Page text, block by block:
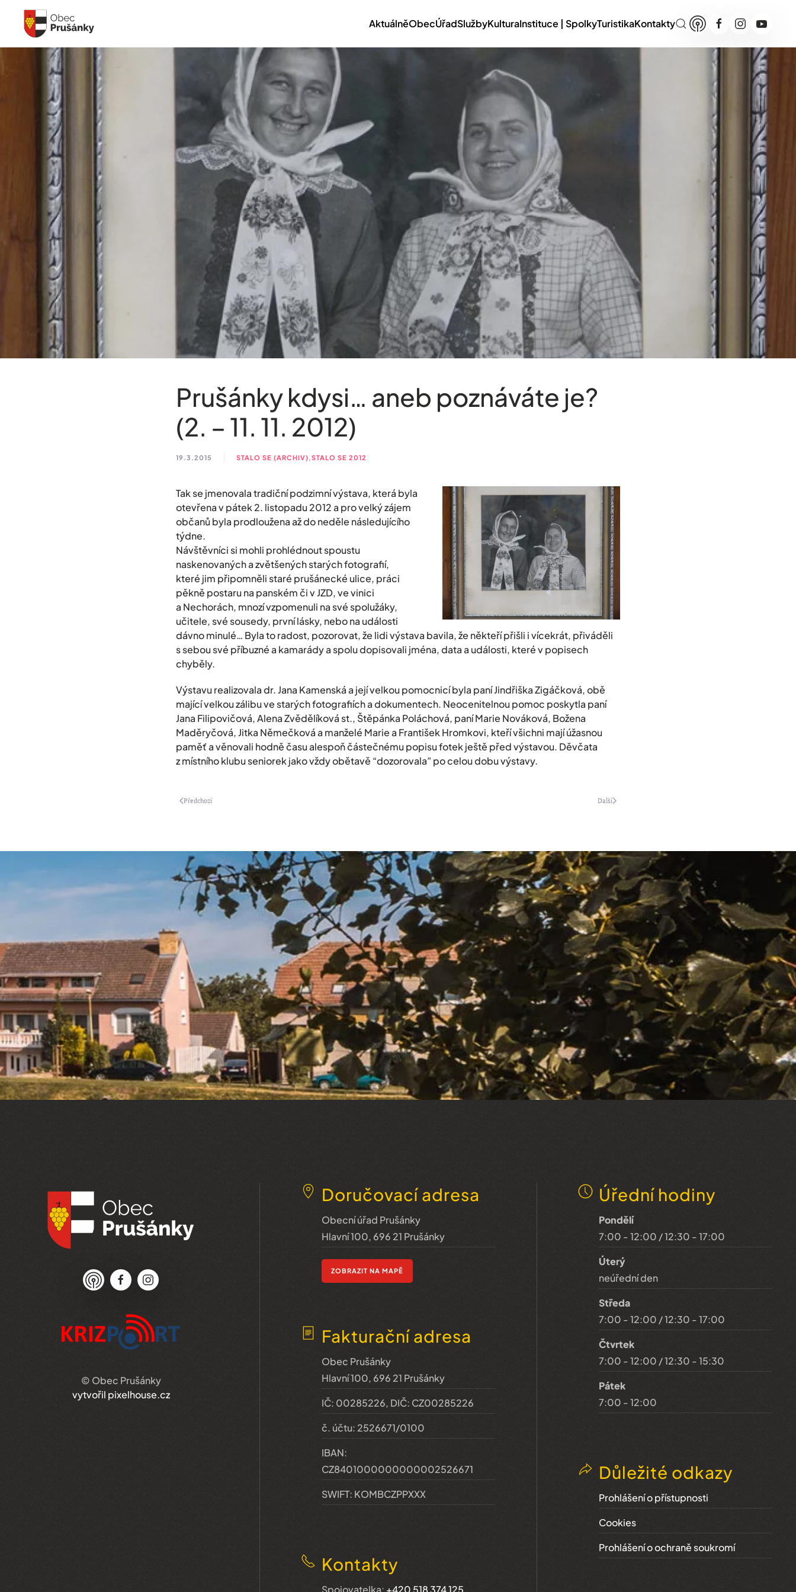
Skip to main content AktuálněObecÚřadSlužbyKulturaInstituce | SpolkyTuristikaKontakty
Prušánky kdysi… aneb poznáváte je?
(2. – 11. 11. 2012)
19.3.2015 STALO SE (ARCHIV),STALO SE 2012
Tak se jmenovala tradiční podzimní výstava, která byla
otevřena v pátek 2. listopadu 2012 a pro velký zájem
občanů byla prodloužena až do neděle následujícího
týdne.
Návštěvníci si mohli prohlédnout spoustu
naskenovaných a zvětšených starých fotografií,
které jim připomněli staré prušánecké ulice, práci
pěkně postaru na panském či v JZD, ve vinici
a Nechorách, mnozí vzpomenuli na své spolužáky,
učitele, své sousedy, první lásky, nebo na události
dávno minulé… Byla to radost, pozorovat, že lidi výstava bavila, že někteří přišli i vícekrát, přiváděli
s sebou své příbuzné a kamarády a spolu dopisovali jména, data a události, které v popisech
chyběly.
Výstavu realizovala dr. Jana Kamenská a její velkou pomocnicí byla paní Jindřiška Zigáčková, obě
mající velkou zálibu ve starých fotografiích a dokumentech. Neocenitelnou pomoc poskytla paní
Jana Filipovičová, Alena Zvědělíková st., Štěpánka Poláchová, paní Marie Nováková, Božena
Maděryčová, Jitka Němečková a manželé Marie a František Hromkovi, kteří všichni mají úžasnou
paměť a věnovali hodně času alespoň částečnému popisu fotek ještě před výstavou. Děvčata
z místního klubu seniorek jako vždy obětavě “dozorovala” po celou dobu výstavy.
Předchozí Další
© Obec Prušánky
vytvořil pixelhouse.cz
Doručovací adresa
Obecní úřad Prušánky
Hlavní 100, 696 21 Prušánky
ZOBRAZIT NA MAPĚ
Fakturační adresa
Obec Prušánky
Hlavní 100, 696 21 Prušánky
IČ: 00285226, DIČ: CZ00285226
č. účtu: 2526671/0100
IBAN:
CZ8401000000000002526671
SWIFT: KOMBCZPPXXX
Kontakty
Úřední hodiny
Pondělí
7:00 - 12:00 / 12:30 - 17:00
Úterý
neúřední den
Středa
7:00 - 12:00 / 12:30 - 17:00
Čtvrtek
7:00 - 12:00 / 12:30 - 15:30
Pátek
7:00 - 12:00
Důležité odkazy
Prohlášení o přístupnosti
Cookies
Prohlášení o ochraně soukromí